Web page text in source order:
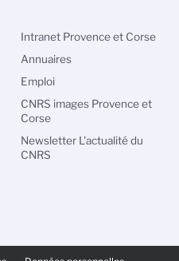
Intranet Provence et Corse
Annuaires
Emploi
CNRS images Provence et
Corse
Newsletter L'actualité du
CNRS